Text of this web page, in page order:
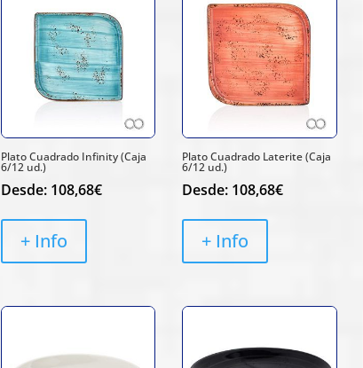
Plato Cuadrado Infinity (Caja
6/12 ud.)
Desde: 108,68€
+ Info
Plato Cuadrado Laterite (Caja
6/12 ud.)
Desde: 108,68€
+ Info